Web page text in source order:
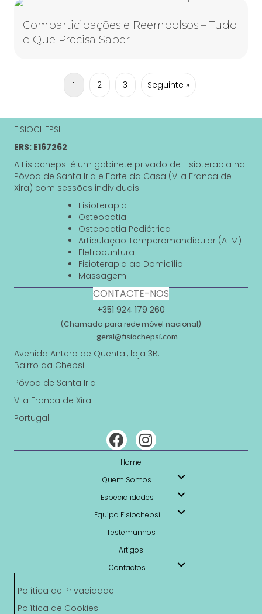
Comparticipações e Reembolsos – Tudo
o Que Precisa Saber
1 2 3 Seguinte »
FISIOCHEPSI
ERS: E167262
A Fisiochepsi é um gabinete privado de Fisioterapia na
Póvoa de Santa Iria e Forte da Casa (Vila Franca de
Xira) com sessões individuais:
Fisioterapia
Osteopatia
Osteopatia Pediátrica
Articulação Temperomandibular (ATM)
Eletropuntura
Fisioterapia ao Domicílio
Massagem
CONTACTE-NOS
+351 924 179 260
(Chamada para rede móvel nacional)
geral@fisiochepsi.com
Avenida Antero de Quental, loja 3B.
Bairro da Chepsi
Póvoa de Santa Iria
Vila Franca de Xira
Portugal
Home
Quem Somos
Especialidades
Equipa Fisiochepsi
Testemunhos
Artigos
Contactos
Política de Privacidade
Política de Cookies